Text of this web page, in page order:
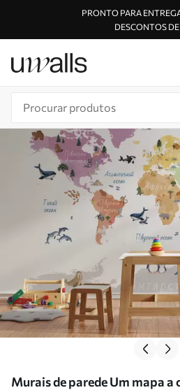
PRONTO PARA
DESCONTOS
Murais de parede Um mapa a